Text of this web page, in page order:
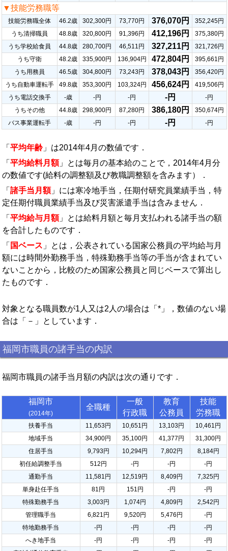
▼技能労務職等
技能労務職全体 46.2歳 302,300円 73,770円 376,070円
352,245円
うち清掃職員
48.8歳 320,800円 91,396円 412,196円
375,380円
うち学校給食員
44.8歳 280,700円 46,511円 327,211円
321,726円
うち守衛
48.2歳 335,900円 136,904円 472,804円
395,661円
うち用務員
46.5歳 304,800円 73,243円 378,043円
356,420円
うち自動車運転手
49.8歳 353,300円 103,324円 456,624円
419,506円
うち電話交換手
-歳 -円 -円 -円
-円
うちその他
44.8歳 298,900円 87,280円 386,180円
350,674円
バス事業運転手
-歳 -円 -円 -円 -円
「 平均年齢 」は2014年4月の数値です．
「 平均給料月額」とは毎月の基本給のことで，2014年4月分
の数値です(給料の調整額及び教職調整額を含みます）．
「 諸手当月額」には寒冷地手当，任期付研究員業績手当，特
定任期付職員業績手当及び災害派遣手当は含みません．
「 平均給与月額」とは給料月額と毎月支払われる諸手当の額
を合計したものです．
「 国ベース 」とは，公表されている国家公務員の平均給与月
額には時間外勤務手当，特殊勤務手当等の手当が含まれてい
ないことから，比較のため国家公務員と同じベースで算出し
たものです．
対象となる職員数が1人又は2人の場合は「*」，数値のない場
合は「－」としています．
福岡市職員の諸手当の内訳
福岡市職員の諸手当月額の内訳は次の通りです．
福岡市
(2014年)
全職種
一般
行政職
教育
公務員
技能
労務職
扶養手当 11,653円 10,651円 13,103円
10,461円
地域手当
34,900円 35,100円 41,377円
31,300円
住居手当
9,793円 10,294円 7,802円
8,184円
初任給調整手当
512円 -円 -円
-円
通勤手当
11,581円 12,519円 8,409円
7,325円
単身赴任手当
81円 151円 -円
-円
特殊勤務手当
3,003円 1,074円 4,809円
2,542円
管理職手当
6,821円 9,520円 5,476円
-円
特地勤務手当
-円 -円 -円
-円
へき地手当
-円 -円 -円
-円